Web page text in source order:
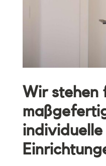
Wir stehen
individuelle